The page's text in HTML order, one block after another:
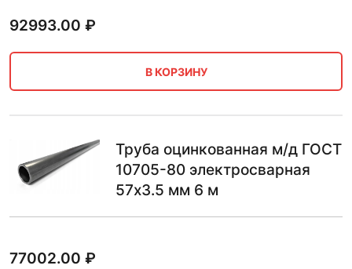
92993.00 ₽
В КОРЗИНУ
Труба оцинкованная м/д ГОСТ
10705-80 электросварная
57х3.5 мм 6 м
77002.00 ₽